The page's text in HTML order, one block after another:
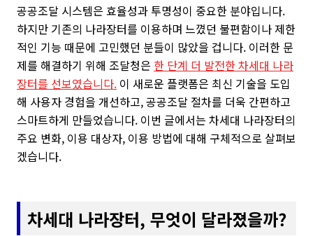
공공조달 시스템은 효율성과 투명성이 중요한 분야입니다.
하지만 기존의 나라장터를 이용하며 느꼈던 불편함이나 제한
적인 기능 때문에 고민했던 분들이 많았을 겁니다. 이러한 문
제를 해결하기 위해 조달청은 한 단계 더 발전한 차세대 나라
장터를 선보였습니다. 이 새로운 플랫폼은 최신 기술을 도입
해 사용자 경험을 개선하고, 공공조달 절차를 더욱 간편하고
스마트하게 만들었습니다. 이번 글에서는 차세대 나라장터의
주요 변화, 이용 대상자, 이용 방법에 대해 구체적으로 살펴보
겠습니다.
차세대 나라장터, 무엇이 달라졌을까?